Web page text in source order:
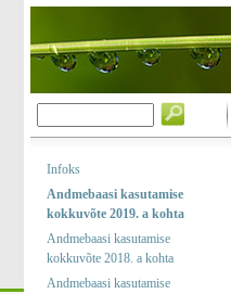
Infoks
Andmebaasi kasutamise
kokkuvõte 2019. a kohta
Andmebaasi kasutamise
kokkuvõte 2018. a kohta
Andmebaasi kasutamise